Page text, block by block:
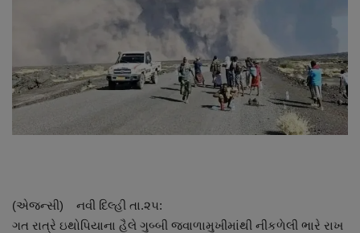
Dipotsav Special
આંતરરાષ્ટ્રીય
ગુજરાત
(એજન્સી) નવી દિલ્હી તા.૨૫:
ગત રાત્રે ઇથોપિયાના હૈલે ગુબ્બી જ્વાળામુખીમાંથી નીકળેલી ભારે રાખ